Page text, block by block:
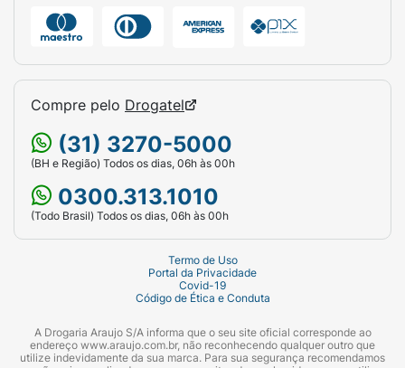
Compre pelo Drogatel
(31) 3270-5000
(BH e Região) Todos os dias, 06h às 00h
0300.313.1010
(Todo Brasil) Todos os dias, 06h às 00h
Termo de Uso
Portal da Privacidade
Covid-19
Código de Ética e Conduta
A Drogaria Araujo S/A informa que o seu site oficial corresponde ao
endereço www.araujo.com.br, não reconhecendo qualquer outro que
utilize indevidamente da sua marca. Para sua segurança recomendamos